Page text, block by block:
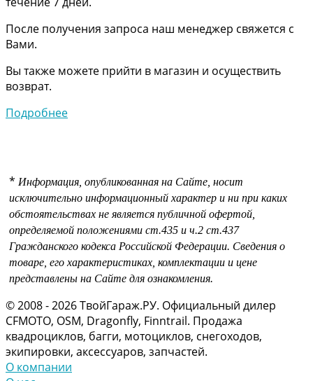
После получения запроса наш менеджер свяжется с
Вами.
Вы также можете прийти в магазин и осуществить
возврат.
Подробнее
* Информация, опубликованная на Сайте, носит
исключительно информационный характер и ни при каких
обстоятельствах не является публичной офертой,
определяемой положениями ст.435 и ч.2 ст.437
Гражданского кодекса Российской Федерации. Сведения о
товаре, его характеристиках, комплектации и цене
представлены на Сайте для ознакомления.
© 2008 - 2026 ТвойГараж.РУ. Официальный дилер
CFMOTO, OSM, Dragonfly, Finntrail. Продажа
квадроциклов, багги, мотоциклов, снегоходов,
экипировки, аксессуаров, запчастей.
О компании